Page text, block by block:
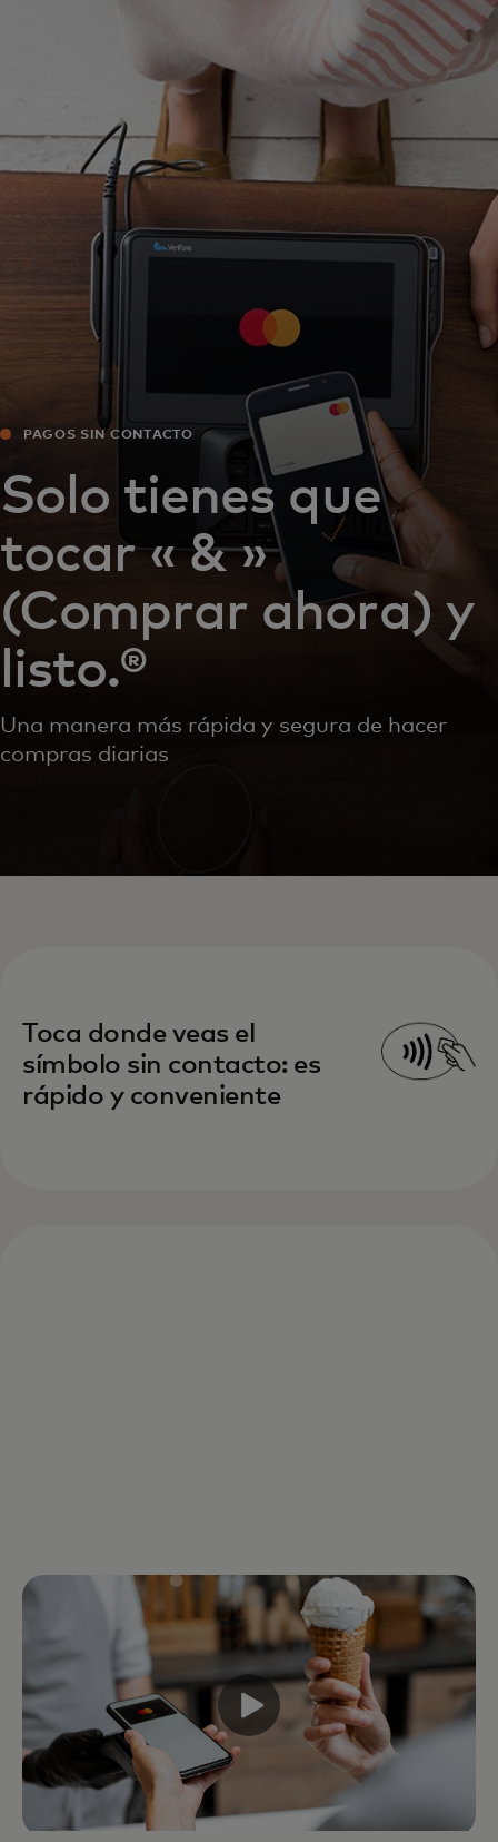
Para empresas
Para el mundo
Para innovadores
Noticias y tendencias
PAGOS SIN CONTACTO
Solo tienes que
tocar « & »
(Comprar ahora) y
listo.®
Una manera más rápida y segura de hacer
compras diarias
Toca donde veas el
símbolo sin contacto: es
rápido y conveniente